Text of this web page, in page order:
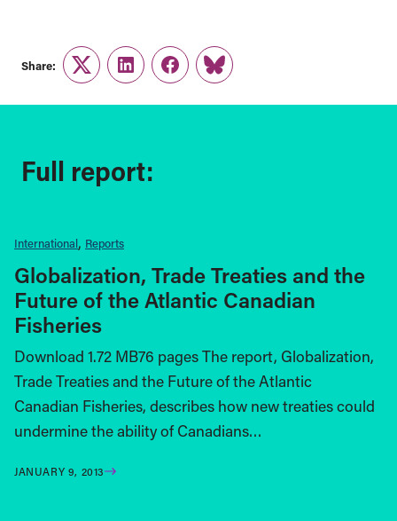
Share:
TwitterLinkedInFacebook
Link
Full report:
International Reports
Globalization, Trade Treaties and the
Future of the Atlantic Canadian
Fisheries
Download 1.72 MB76 pages The report, Globalization,
Trade Treaties and the Future of the Atlantic
Canadian Fisheries, describes how new treaties could
undermine the ability of Canadians…
JANUARY 9, 2013